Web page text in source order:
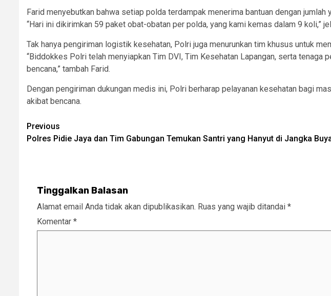
Farid menyebutkan bahwa setiap polda terdampak menerima bantuan dengan jumlah
“Hari ini dikirimkan 59 paket obat-obatan per polda, yang kami kemas dalam 9 koli,”
Tak hanya pengiriman logistik kesehatan, Polri juga menurunkan tim khusus untuk
“Biddokkes Polri telah menyiapkan Tim DVI, Tim Kesehatan Lapangan, serta
bencana,” tambah Farid.
Dengan pengiriman dukungan medis ini, Polri berharap pelayanan kesehatan bagi
akibat bencana.
Post
navigation
Previous
Polres Pidie Jaya dan Tim Gabungan Temukan Santri yang Hanyut di Jangka
Tinggalkan Balasan
Alamat email Anda tidak akan dipublikasikan. Ruas yang wajib ditandai *
Komentar *